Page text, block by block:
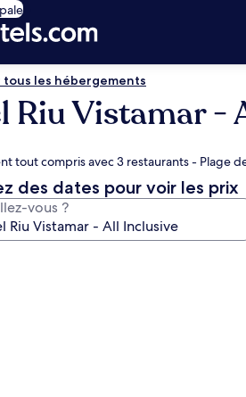
les hébergements
Riu Vistamar -
tout compris avec 3 restaurants - Plage
des dates pour voir les prix
vous ?